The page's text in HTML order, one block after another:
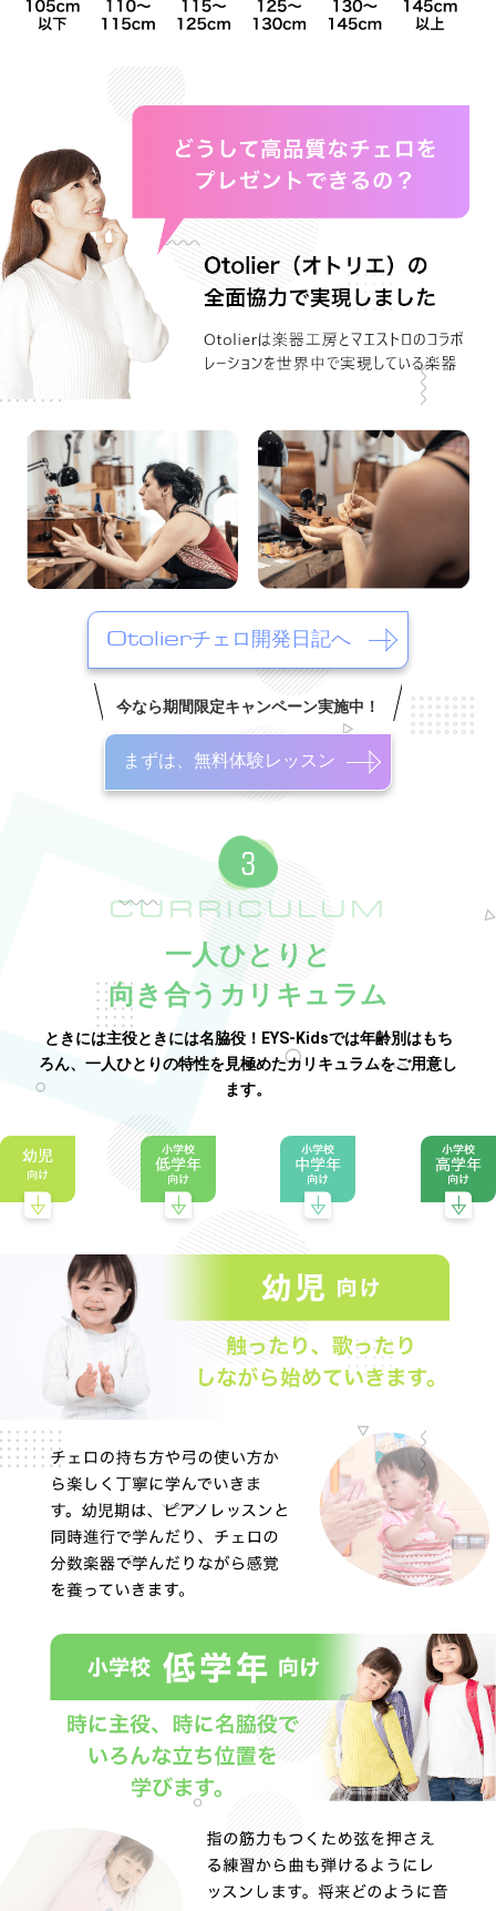
Otolierチェロ開発日記へ
今なら期間限定キャンペーン実施中！
まずは、無料体験レッスン
CURRICULUM
一人ひとりと
向き合うカリキュラム
ときには主役ときには名脇役！EYS-Kidsでは年齢別はもち
ろん、一人ひとりの特性を見極めたカリキュラムをご用意し
ます。